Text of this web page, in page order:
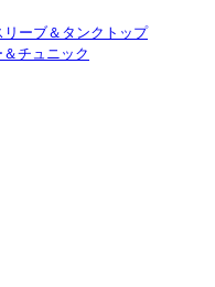
リーブ＆タンクトップ
チュニック